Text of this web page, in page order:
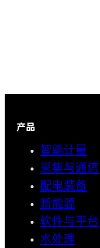
产品
智能计量
采集与通信
配电装备
新能源
软件与平台
水处理